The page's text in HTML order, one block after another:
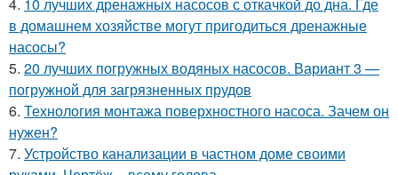
в домашнем хозяйстве могут пригодиться дренажные
насосы?
5. 20 лучших погружных водяных насосов. Вариант 3 —
погружной для загрязненных прудов
6. Технология монтажа поверхностного насоса. Зачем он
нужен?
7. Устройство канализации в частном доме своими